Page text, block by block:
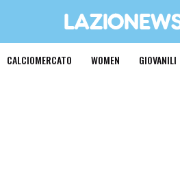
CALCIOMERCATO WOMEN GIOVANILI